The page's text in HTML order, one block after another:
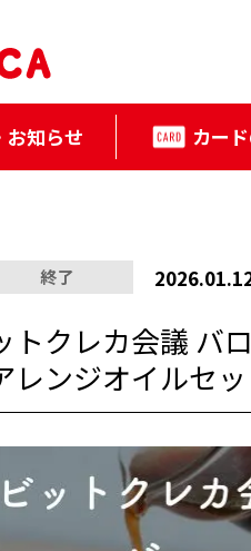
お知らせ カー
終了
トクレカ会議
レンジオイルセッ